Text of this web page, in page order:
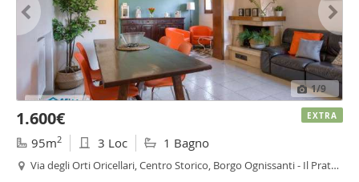
1/9
1.600€
95m2 3 Loc 1 Bagno
Via degli Orti Oricellari, Centro Storico, Borgo Ognissanti - Il Prato,
EXTRA